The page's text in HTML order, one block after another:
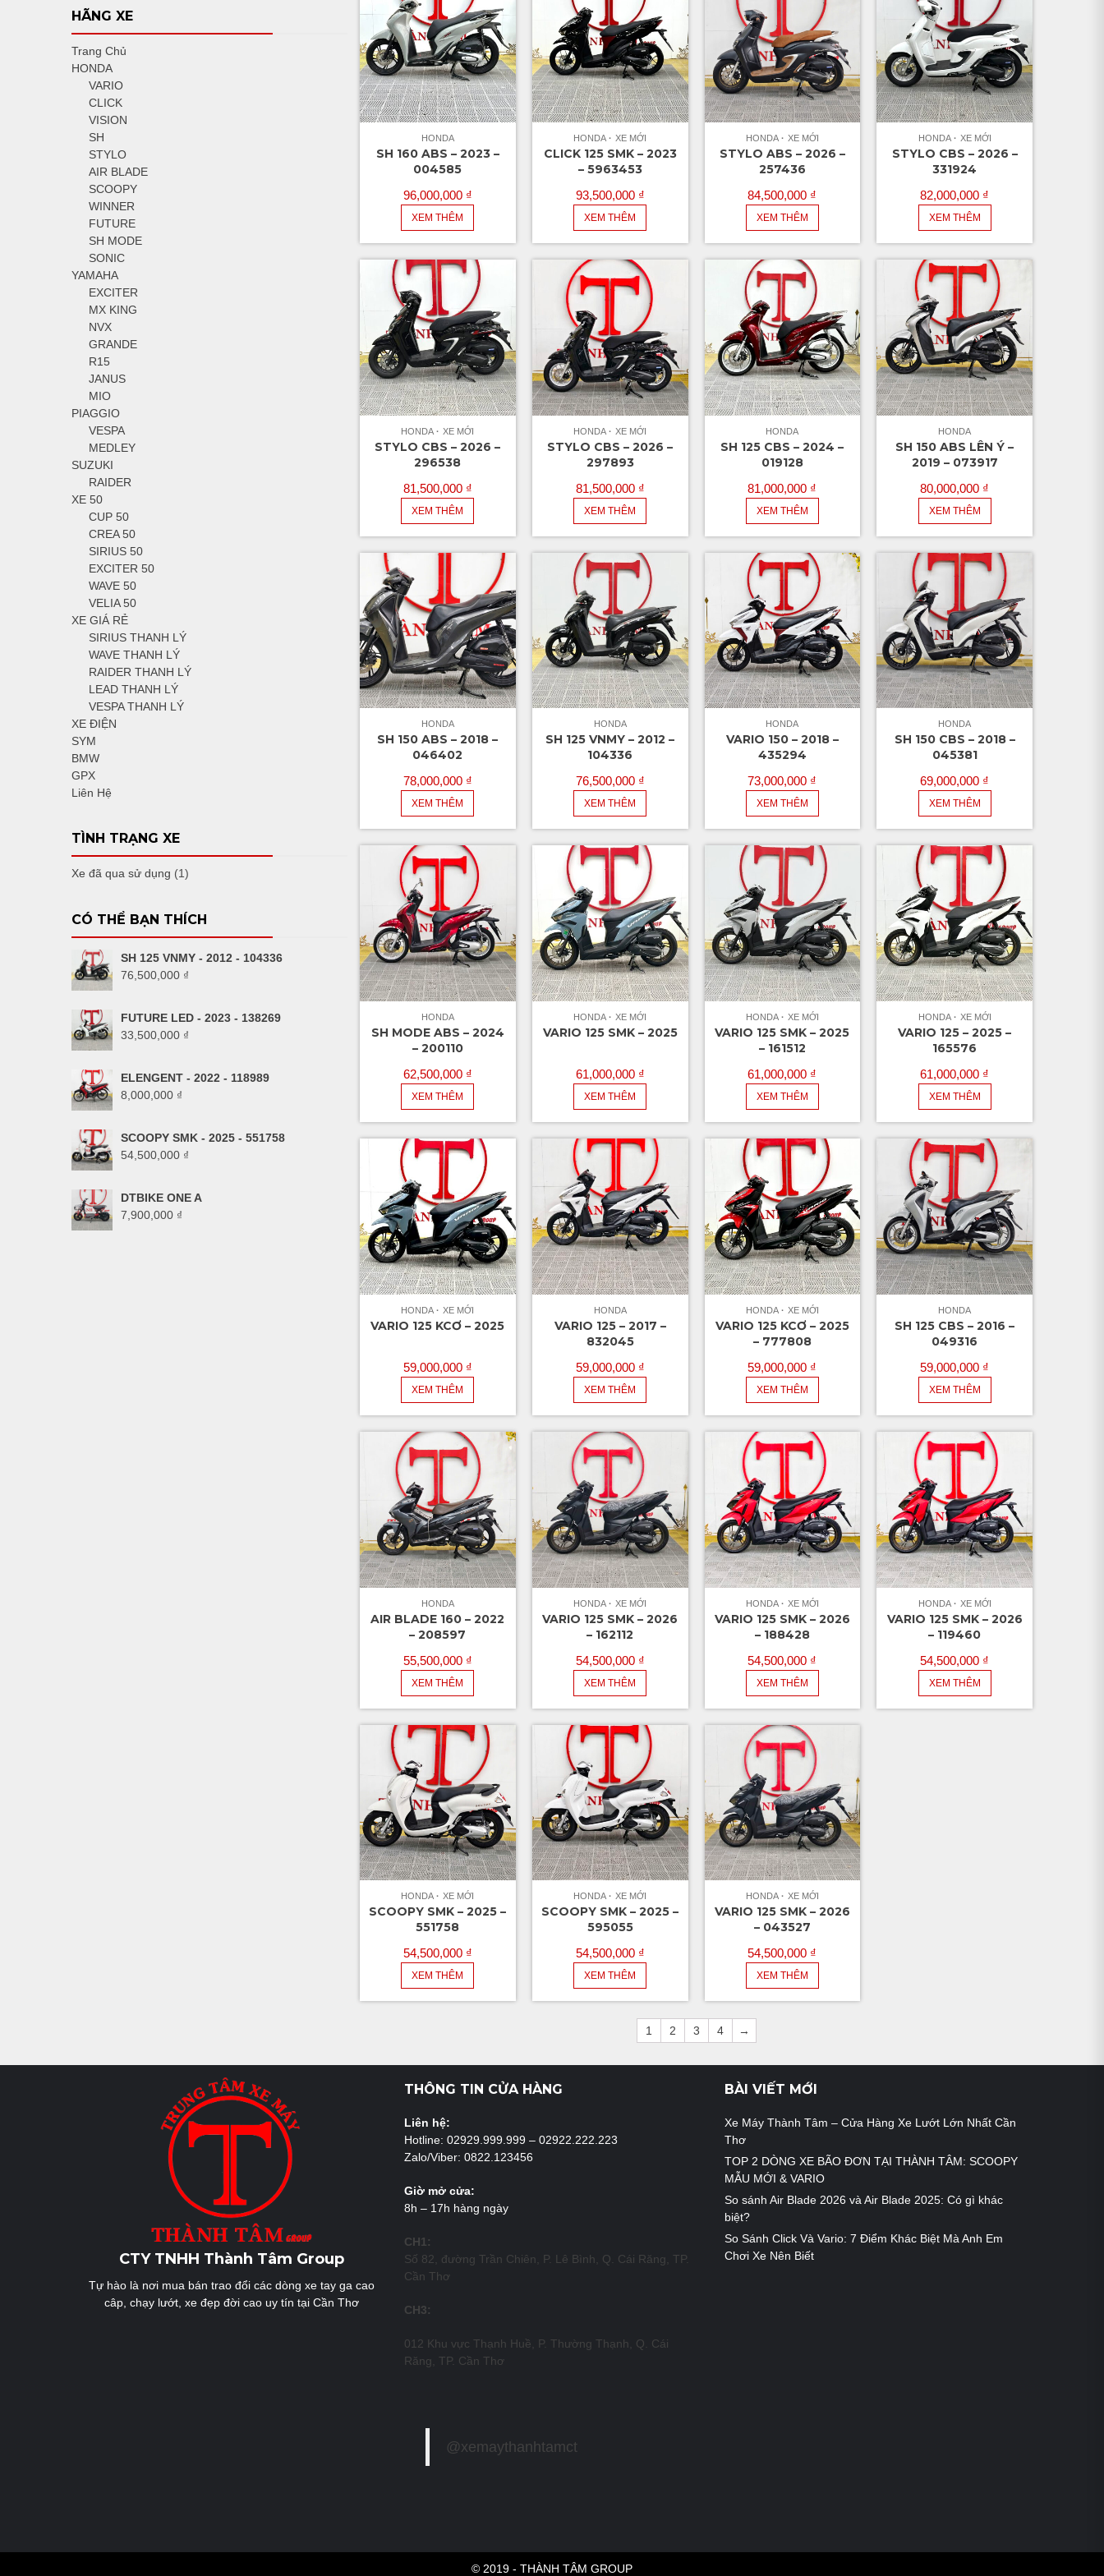
HONDA
SH 160 ABS – 2023 –
004585
96,000,000 ₫
XEM THÊM
HONDA XE MỚI
CLICK 125 SMK – 2023
– 5963453
93,500,000 ₫
XEM THÊM
HONDA XE MỚI
STYLO ABS – 2026 –
257436
84,500,000 ₫
XEM THÊM
HONDA XE MỚI
STYLO CBS – 2026 –
331924
82,000,000 ₫
XEM THÊM
HONDA XE MỚI
STYLO CBS – 2026 –
296538
81,500,000 ₫
XEM THÊM
HONDA XE MỚI
STYLO CBS – 2026 –
297893
81,500,000 ₫
XEM THÊM
HONDA
SH 125 CBS – 2024 –
019128
81,000,000 ₫
XEM THÊM
HONDA
SH 150 ABS LÊN Ý –
2019 – 073917
80,000,000 ₫
XEM THÊM
HONDA
SH 150 ABS – 2018 –
046402
78,000,000 ₫
XEM THÊM
HONDA
SH 125 VNMY – 2012 –
104336
76,500,000 ₫
XEM THÊM
HONDA
VARIO 150 – 2018 –
435294
73,000,000 ₫
XEM THÊM
HONDA
SH 150 CBS – 2018 –
045381
69,000,000 ₫
XEM THÊM
HONDA
SH MODE ABS – 2024
– 200110
62,500,000 ₫
XEM THÊM
HONDA XE MỚI
VARIO 125 SMK – 2025
61,000,000 ₫
XEM THÊM
HONDA XE MỚI
VARIO 125 SMK – 2025
– 161512
61,000,000 ₫
XEM THÊM
HONDA XE MỚI
VARIO 125 – 2025 –
165576
61,000,000 ₫
XEM THÊM
HONDA XE MỚI
VARIO 125 KCƠ – 2025
59,000,000 ₫
XEM THÊM
HONDA
VARIO 125 – 2017 –
832045
59,000,000 ₫
XEM THÊM
HONDA XE MỚI
VARIO 125 KCƠ – 2025
– 777808
59,000,000 ₫
XEM THÊM
HONDA
SH 125 CBS – 2016 –
049316
59,000,000 ₫
XEM THÊM
HONDA
AIR BLADE 160 – 2022
– 208597
55,500,000 ₫
XEM THÊM
HONDA XE MỚI
VARIO 125 SMK – 2026
– 162112
54,500,000 ₫
XEM THÊM
HONDA XE MỚI
VARIO 125 SMK – 2026
– 188428
54,500,000 ₫
XEM THÊM
HONDA XE MỚI
VARIO 125 SMK – 2026
– 119460
54,500,000 ₫
XEM THÊM
HONDA XE MỚI
SCOOPY SMK – 2025 –
551758
54,500,000 ₫
XEM THÊM
HONDA XE MỚI
SCOOPY SMK – 2025 –
595055
54,500,000 ₫
XEM THÊM
HONDA XE MỚI
VARIO 125 SMK – 2026
– 043527
54,500,000 ₫
XEM THÊM
1 2 3 4 →
HÃNG XE
Trang Chủ
HONDA
VARIO
CLICK
VISION
SH
STYLO
AIR BLADE
SCOOPY
WINNER
FUTURE
SH MODE
SONIC
YAMAHA
EXCITER
MX KING
NVX
GRANDE
R15
JANUS
MIO
PIAGGIO
VESPA
MEDLEY
SUZUKI
RAIDER
XE 50
CUP 50
CREA 50
SIRIUS 50
EXCITER 50
WAVE 50
VELIA 50
XE GIÁ RẺ
SIRIUS THANH LÝ
WAVE THANH LÝ
RAIDER THANH LÝ
LEAD THANH LÝ
VESPA THANH LÝ
XE ĐIỆN
SYM
BMW
GPX
Liên Hệ
TÌNH TRẠNG XE
Xe đã qua sử dụng (1)
CÓ THỂ BẠN THÍCH
SH 125 VNMY - 2012 - 104336
76,500,000 ₫
FUTURE LED - 2023 - 138269
33,500,000 ₫
ELENGENT - 2022 - 118989
8,000,000 ₫
SCOOPY SMK - 2025 - 551758
54,500,000 ₫
DTBIKE ONE A
7,900,000 ₫
CTY TNHH Thành Tâm Group
Tự hào là nơi mua bán trao đổi các dòng xe tay ga cao
câp, chạy lướt, xe đẹp đời cao uy tín tại Cần Thơ
THÔNG TIN CỬA HÀNG
Liên hệ:
Hotline: 02929.999.999 – 02922.222.223
Zalo/Viber: 0822.123456
Giờ mở cửa:
8h – 17h hàng ngày
CH1:
Số 82, đường Trần Chiên, P. Lê Bình, Q. Cái Răng, TP.
Cần Thơ
CH3:
012 Khu vực Thạnh Huề, P. Thường Thạnh, Q. Cái
Răng, TP. Cần Thơ
@xemaythanhtamct
BÀI VIẾT MỚI
Xe Máy Thành Tâm – Cửa Hàng Xe Lướt Lớn Nhất Cần
Thơ
TOP 2 DÒNG XE BÃO ĐƠN TẠI THÀNH TÂM: SCOOPY
MẪU MỚI & VARIO
So sánh Air Blade 2026 và Air Blade 2025: Có gì khác
biệt?
So Sánh Click Và Vario: 7 Điểm Khác Biệt Mà Anh Em
Chơi Xe Nên Biết
© 2019 - THÀNH TÂM GROUP